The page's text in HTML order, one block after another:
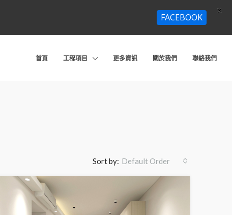
首頁 工程項目 更多資訊 關於我們 聯絡我們
Sort by: Default Order
FACEBOOK
X